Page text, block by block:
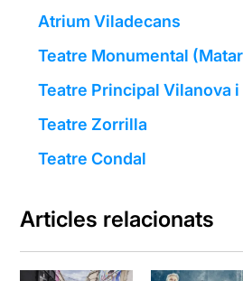
Atrium Viladecans
Teatre Monumental
Teatre Principal Vilanova i
Teatre Zorrilla
Teatre Condal
Articles relacionats